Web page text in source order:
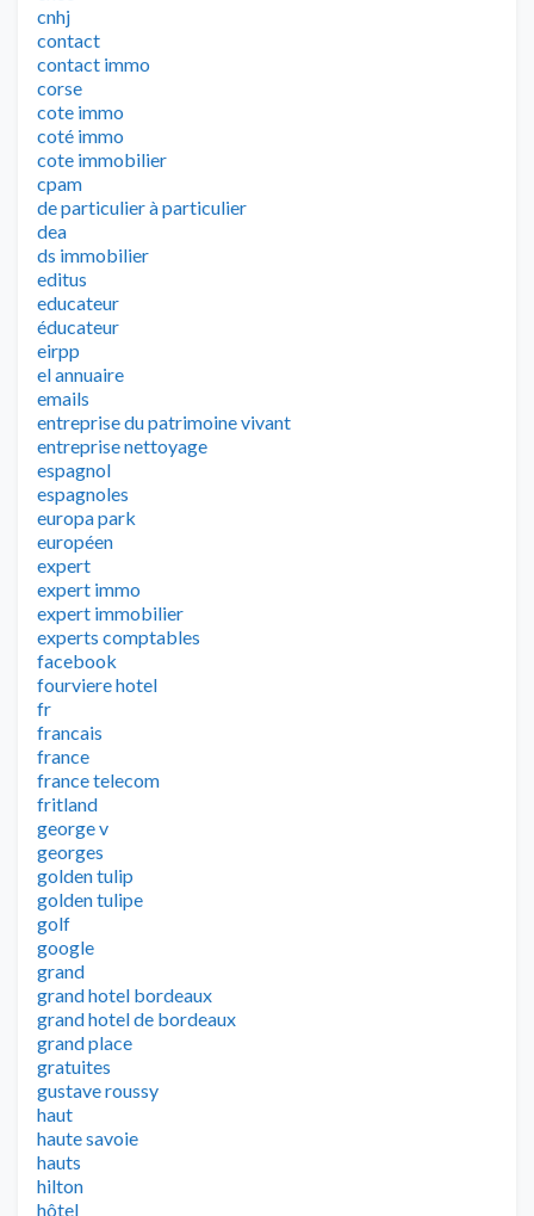
cnhj
contact
contact immo
corse
cote immo
coté immo
cote immobilier
cpam
de particulier à particulier
dea
ds immobilier
editus
educateur
éducateur
eirpp
el annuaire
emails
entreprise du patrimoine vivant
entreprise nettoyage
espagnol
espagnoles
europa park
européen
expert
expert immo
expert immobilier
experts comptables
facebook
fourviere hotel
fr
francais
france
france telecom
fritland
george v
georges
golden tulip
golden tulipe
golf
google
grand
grand hotel bordeaux
grand hotel de bordeaux
grand place
gratuites
gustave roussy
haut
haute savoie
hauts
hilton
hôtel